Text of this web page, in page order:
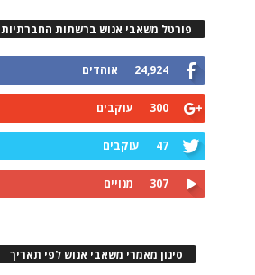
פורטל משאבי אנוש ברשתות החברתיות
24,924 אוהדים
300 עוקבים
47 עוקבים
307 מנויים
סינון מאמרי משאבי אנוש לפי תאריך